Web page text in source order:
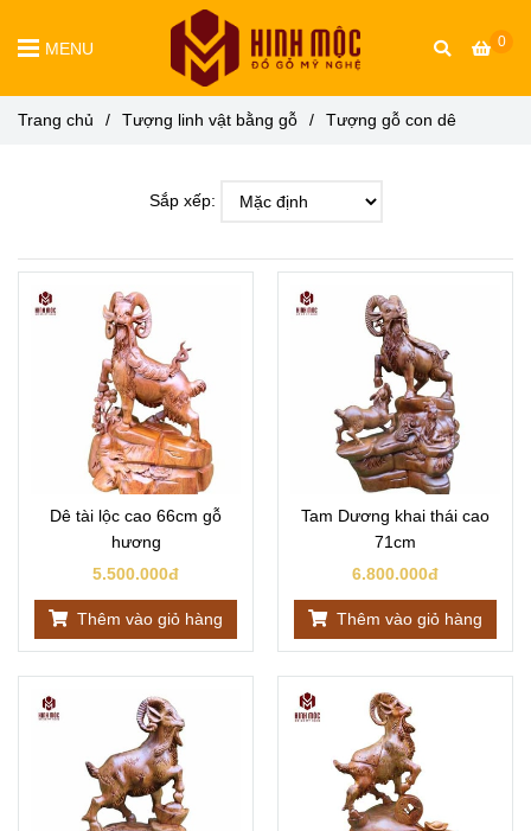
0
MENU
Trang chủ / Tượng linh vật bằng gỗ / Tượng gỗ con dê
Sắp xếp:
Dê tài lộc cao 66cm gỗ
hương
5.500.000đ
Thêm vào giỏ hàng
Tam Dương khai thái cao
71cm
6.800.000đ
Thêm vào giỏ hàng